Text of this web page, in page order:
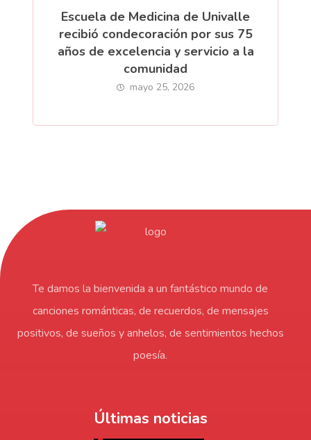
Escuela de Medicina de Univalle
recibió condecoración por sus 75
años de excelencia y servicio a la
comunidad
mayo 25, 2026
Te damos la bienvenida a un fantástico mundo de
canciones románticas, de recuerdos, de mensajes
positivos, de sueños y anhelos, de sentimientos hechos
poesía.
Últimas noticias